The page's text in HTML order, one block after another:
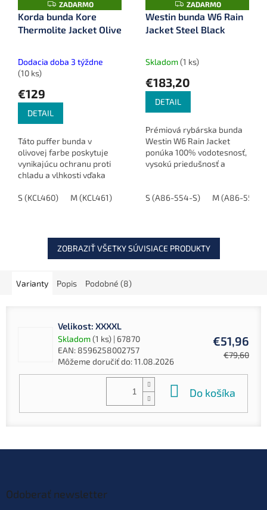
Z
A
D
A
ZADARMO
Korda bunda Kore
Thermolite Jacket Olive
Dodacia doba 3 týždne
(10 ks)
€129
DETAIL
Táto puffer bunda v
olivovej farbe poskytuje
vynikajúcu ochranu proti
chladu a vlhkosti vďaka
Je ideálna pre všetkých,
S (KCL460) M (KCL461) L (KCL462) XL (KCL463) XXL
Z
A
D
A
ZADARMO
Westin bunda W6 Rain
Jacket Steel Black
Skladom(1 ks)
€183,20
DETAIL
Prémiová rybárska bunda
Westin W6 Rain Jacket
ponúka 100% vodotesnosť,
vysokú priedušnosť a
podmienkach.
S (A86-554-S) M (A86-554-
ZOBRAZIŤ VŠETKY SÚVISIACE PRODUKTY
Varianty Popis Podobné (8)
Velikost: XXXXL
Skladom(1 ks) | 67870
EAN: 8596258002757
Môžeme doručiť do:11.08.2026
€51,96
€79,60
Do košíka
Odoberať newsletter